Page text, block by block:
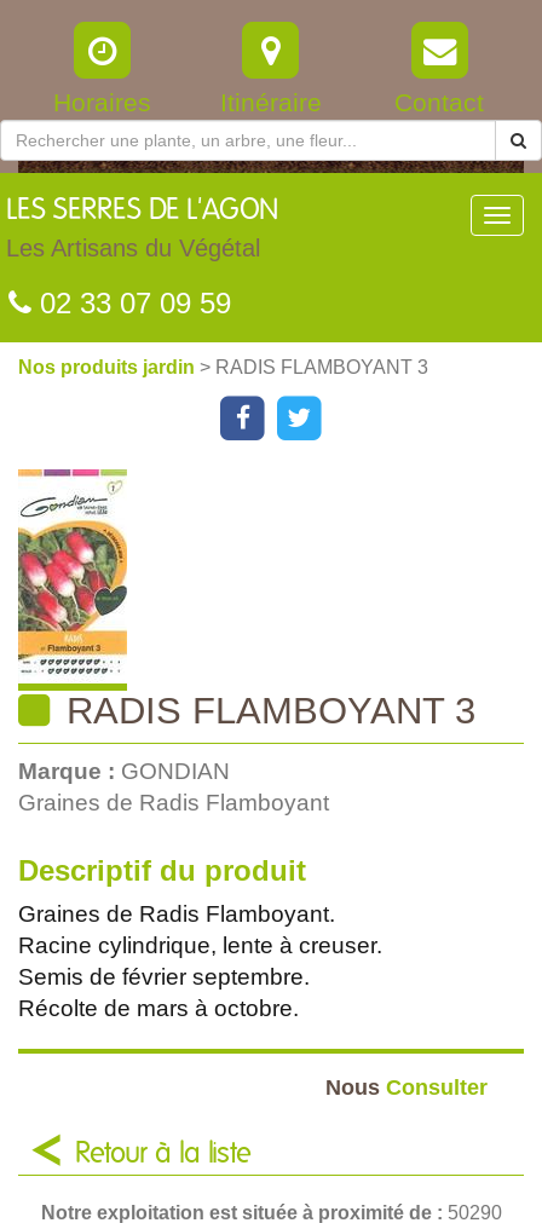
Horaires Itinéraire Contact
LES SERRES DE L'AGON
Les Artisans du Végétal
02 33 07 09 59
Nos produits jardin > RADIS FLAMBOYANT 3
RADIS FLAMBOYANT 3
Marque : GONDIAN
Graines de Radis Flamboyant
Descriptif du produit
Graines de Radis Flamboyant.
Racine cylindrique, lente à creuser.
Semis de février septembre.
Récolte de mars à octobre.
Nous Consulter
Retour à la liste
Notre exploitation est située à proximité de : 50290